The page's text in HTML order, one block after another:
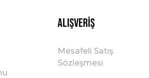
Alışveriş
Mesafeli Satış
Sözleşmesi